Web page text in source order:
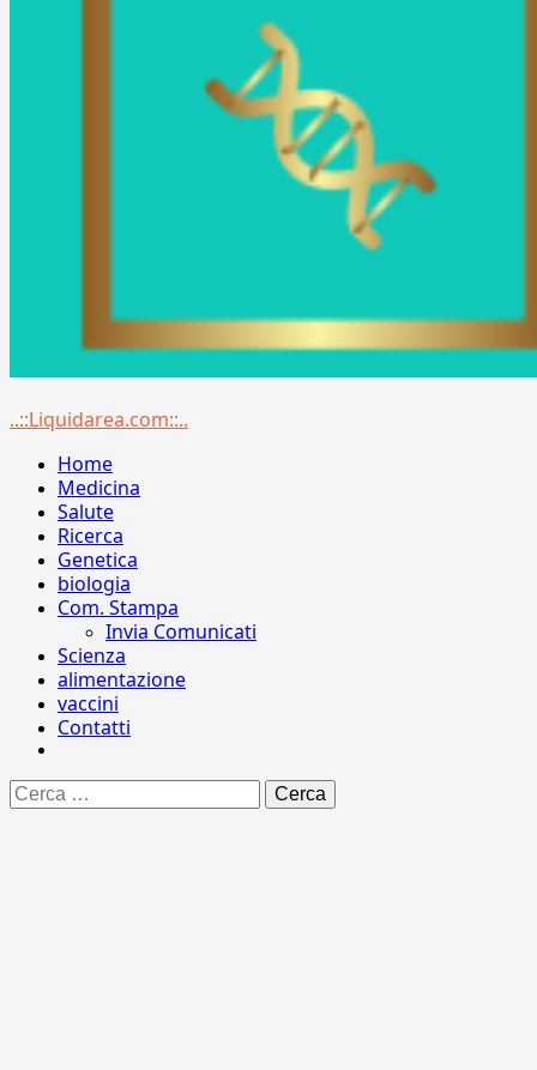
Menu
..::Liquidarea.com::..
Home
Medicina
Salute
Ricerca
Genetica
biologia
Com. Stampa
Invia Comunicati
Scienza
alimentazione
vaccini
Contatti
Ricerca
per: